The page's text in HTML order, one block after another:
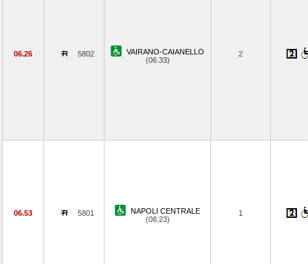
06.26 5802
VAIRANO-CAIANELLO
(06.33)
2
06.53 5801
NAPOLI CENTRALE
(08.23)
1